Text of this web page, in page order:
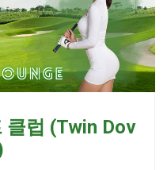
클럽 (Twin Dov